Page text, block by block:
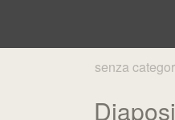
senza